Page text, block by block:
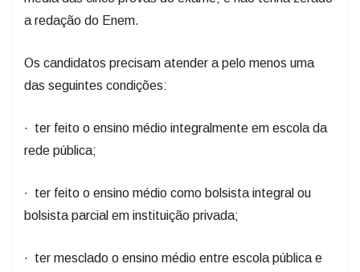
a redação do Enem.
Os candidatos precisam atender a pelo menos uma
das seguintes condições:
· ter feito o ensino médio integralmente em escola da
rede pública;
· ter feito o ensino médio como bolsista integral ou
bolsista parcial em instituição privada;
· ter mesclado o ensino médio entre escola pública e